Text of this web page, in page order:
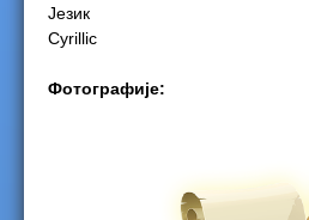
e
Језик
Cyrillic
Фотографије: